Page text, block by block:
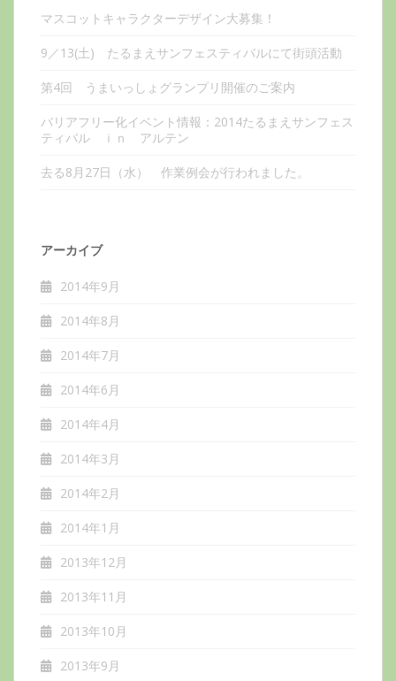
マスコットキャラクターデザイン大募集！
9／13(土) たるまえサンフェスティバルにて街頭活動
第4回 うまいっしょグランプリ開催のご案内
バリアフリー化イベント情報：2014たるまえサンフェス
ティバル ｉｎ アルテン
去る8月27日（水） 作業例会が行われました。
アーカイブ
2014年9月
2014年8月
2014年7月
2014年6月
2014年4月
2014年3月
2014年2月
2014年1月
2013年12月
2013年11月
2013年10月
2013年9月